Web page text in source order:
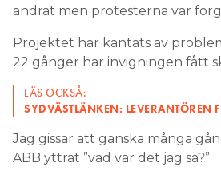
ändrat men protesterna var
Projektet har kantats av
22 gånger har invigningen fått
LÄS OCKSÅ:
SYDVÄSTLÄNKEN: LEVERANTÖREN
Jag gissar att ganska många
ABB yttrat ”vad var det jag sa?”.